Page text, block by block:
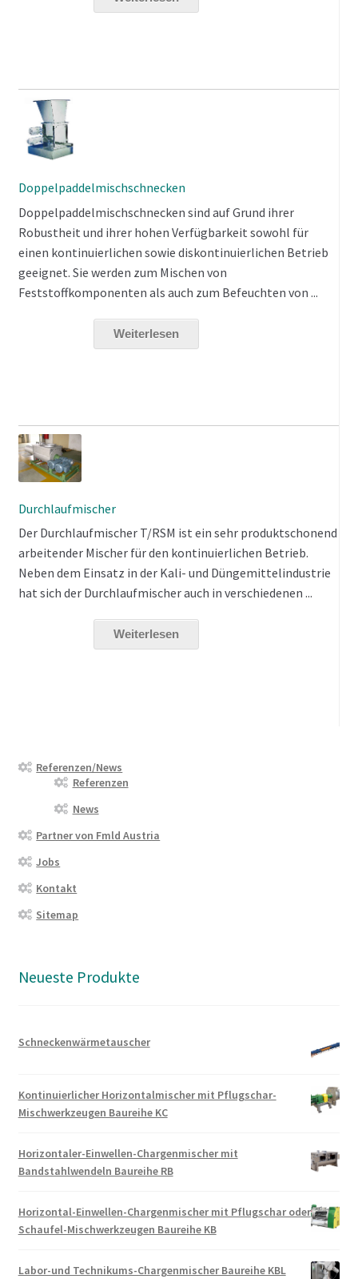
Doppelpaddelmischschnecken
Doppelpaddelmischschnecken sind auf Grund ihrer
Robustheit und ihrer hohen Verfügbarkeit sowohl für
einen kontinuierlichen sowie diskontinuierlichen Betrieb
geeignet. Sie werden zum Mischen von
Feststoffkomponenten als auch zum Befeuchten von ...
Weiterlesen
Durchlaufmischer
Der Durchlaufmischer T/RSM ist ein sehr produktschonend
arbeitender Mischer für den kontinuierlichen Betrieb.
Neben dem Einsatz in der Kali- und Düngemittelindustrie
hat sich der Durchlaufmischer auch in verschiedenen ...
Weiterlesen
Referenzen/News
Referenzen
News
Partner von Fmld Austria
Jobs
Kontakt
Sitemap
Neueste Produkte
Schneckenwärmetauscher
Kontinuierlicher Horizontalmischer mit Pflugschar-
Mischwerkzeugen Baureihe KC
Horizontaler-Einwellen-Chargenmischer mit
Bandstahlwendeln Baureihe RB
Horizontal-Einwellen-Chargenmischer mit Pflugschar oder
Schaufel-Mischwerkzeugen Baureihe KB
Labor-und Technikums-Chargenmischer Baureihe KBL